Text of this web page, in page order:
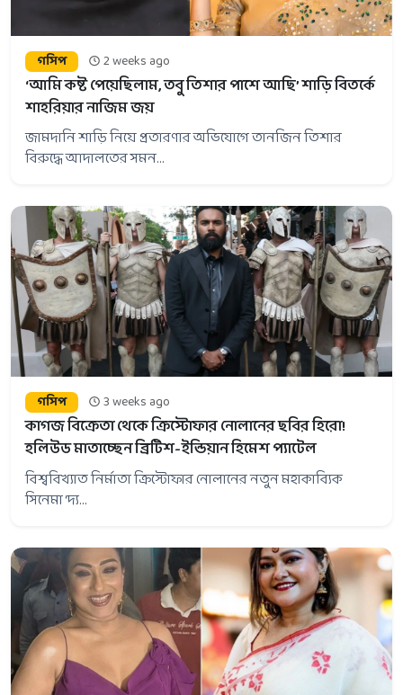
গসিপ 2 weeks ago
‘আমি কষ্ট পেয়েছিলাম, তবু তিশার পাশে আছি’ শাড়ি বিতর্কে
শাহরিয়ার নাজিম জয়
জামদানি শাড়ি নিয়ে প্রতারণার অভিযোগে তানজিন তিশার
বিরুদ্ধে আদালতের সমন...
গসিপ 3 weeks ago
কাগজ বিক্রেতা থেকে ক্রিস্টোফার নোলানের ছবির হিরো!
হলিউড মাতাচ্ছেন ব্রিটিশ-ইন্ডিয়ান হিমেশ প্যাটেল
বিশ্ববিখ্যাত নির্মাতা ক্রিস্টোফার নোলানের নতুন মহাকাব্যিক
সিনেমা ‘দ্য...